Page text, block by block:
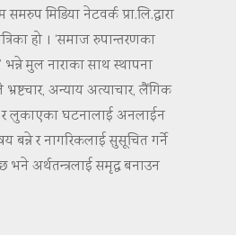
मिडिया नेटवर्क प्रा.लि.द्वारा
हो । ‘समाज रुपान्तरणका
भन्ने मुल नाराका साथ स्थापना
अन्याय अत्याचार, लैंगिक
लुकाएका घटनालाई अनलाईन
बन्ने र नागरिकलाई सुसूचित गर्ने
भने अर्थतन्त्रलाई समृद्ध बनाउन